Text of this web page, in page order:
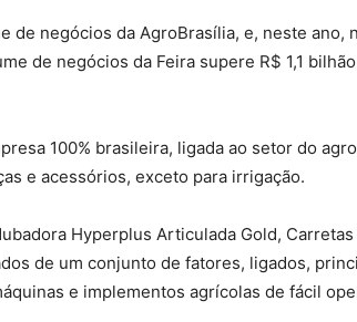
negócios da AgroBrasília, e, neste ano,
de negócios da Feira supere R$ 1,1
100% brasileira, ligada ao setor do
e acessórios, exceto para irrigação.
Hyperplus Articulada Gold,
de um conjunto de fatores, ligados,
e implementos agrícolas de fácil